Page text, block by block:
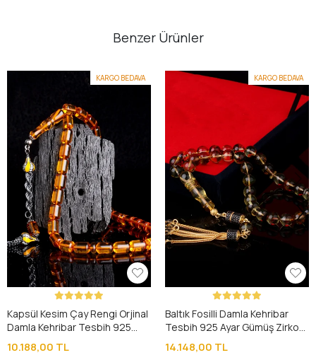
Benzer Ürünler
KARGO BEDAVA
Kapsül Kesim Çay Rengi Orjinal
Damla Kehribar Tesbih 925
Ayar Gümüş Püsküllü
10.188,00 TL
KARGO BEDAVA
Baltık Fosilli Damla Kehribar
Tesbih 925 Ayar Gümüş Zirkon
Taşlı Püsküllü
14.148,00 TL